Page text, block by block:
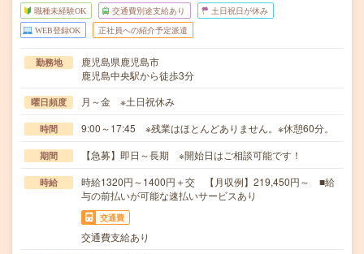
職種未経験OK 交通費別途支給あり 土日祝日が休み
WEB登録OK 正社員への紹介予定派遣
勤務地
鹿児島県鹿児島市
鹿児島中央駅から徒歩3分
曜日頻度 月～金 ※土日祝休み
時間 9:00～17:45 ※残業はほとんどありません。※休憩60分。
期間 【急募】即日～長期 ※開始日はご相談可能です！
時給
時給1320円～1400円＋交 【月収例】219,450円～ ■給
与の前払いが可能な速払いサービスあり
交通費
交通費支給あり